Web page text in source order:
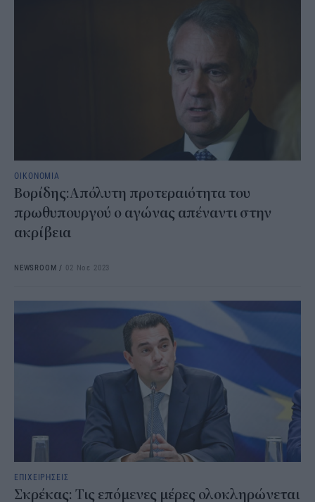
ΟΙΚΟΝΟΜΙΑ
Βορίδης:Απόλυτη προτεραιότητα του
πρωθυπουργού ο αγώνας απέναντι στην
ακρίβεια
NEWSROOM / 02 Νοε 2023
ΕΠΙΧΕΙΡΗΣΕΙΣ
Σκρέκας: Τις επόμενες μέρες ολοκληρώνεται